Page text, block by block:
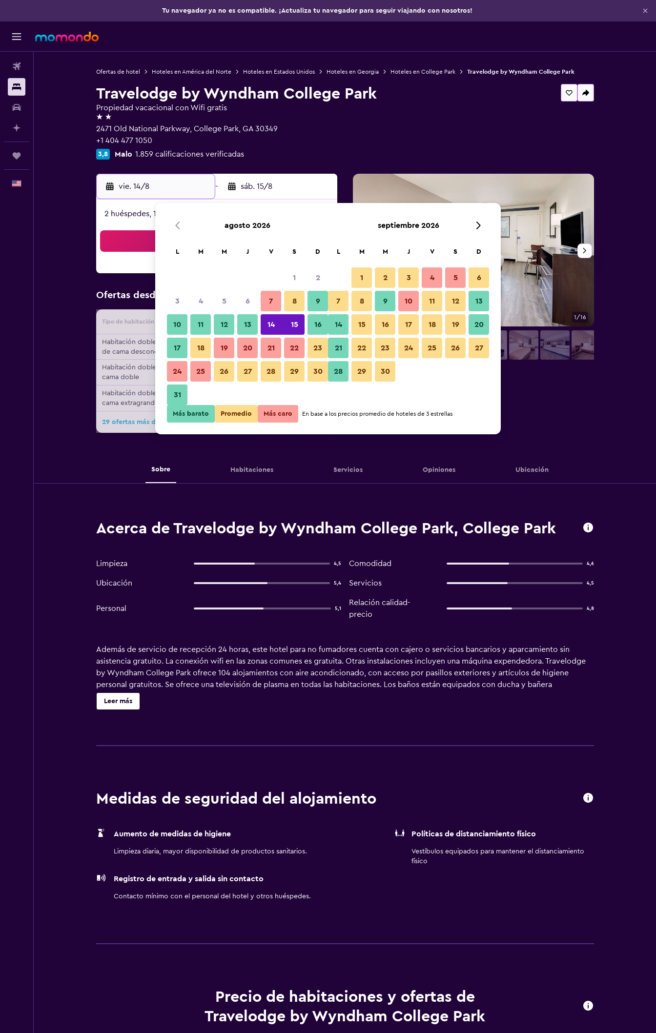
Tu navegador ya no es compatible. ¡Actualiza tu navegador para seguir viajando con nosotros!
Ofertas de hotel Hoteles en América del Norte Hoteles en Estados Unidos Hoteles en Georgia Hoteles en College Park Travelodge by Wyndham College Park
Travelodge by Wyndham College Park
Propiedad vacacional con Wifi gratis
2 estrellas
2471 Old National Parkway, College Park, GA 30349
+1 404 477 1050
3,8 Malo 1.859 calificaciones verificadas
vie. 14/8 - sáb. 15/8
2 huéspedes, 1 habitación
Ofertas desde Oferta más barata de precio por noche
Tipo de habitación Proveedor Total noche
Habitación doble, tipo
de cama desconocido
$50 Ver oferta
Habitación doble, 1
cama doble
$52 Ver oferta
Habitación doble, 1
cama extragrande
29 ofertas más de Travelodge by Wyndham College Park
Habitación 1/16
Fotos
Sobre Habitaciones Servicios Opiniones Ubicación
Acerca de Travelodge by Wyndham College Park, College Park
Limpieza 4,5 Comodidad 4,6
Ubicación 5,4 Servicios 4,5
Personal 5,1
Relación calidad-
precio
4,8
Además de servicio de recepción 24 horas, este hotel para no fumadores cuenta con cajero o servicios bancarios y aparcamiento sin
asistencia gratuito. La conexión wifi en las zonas comunes es gratuita. Otras instalaciones incluyen una máquina expendedora. Travelodge
by Wyndham College Park ofrece 104 alojamientos con aire acondicionado, con acceso por pasillos exteriores y artículos de higiene
personal gratuitos. Se ofrece una televisión de plasma en todas las habitaciones. Los baños están equipados con ducha y bañera
combinadas. Este hotel en College Park ofrece acceso a Internet wifi gratis. Los servicios para las personas de negocios incluyen teléfono
con llamadas locales gratuitas (pueden existir restricciones). Se ofrece servicio de limpieza todos los días.
Leer más
Medidas de seguridad del alojamiento
Aumento de medidas de higiene
Limpieza diaria, mayor disponibilidad de productos sanitarios.
Políticas de distanciamiento físico
Vestíbulos equipados para mantener el distanciamiento
físico
Registro de entrada y salida sin contacto
Contacto mínimo con el personal del hotel y otros huéspedes.
Precio de habitaciones y ofertas de
Travelodge by Wyndham College Park
agosto 2026
L M M J V S D
1 2
3 4 5 6 7 8 9
10 11 12 13 14 15 16
17 18 19 20 21 22 23
24 25 26 27 28 29 30
31
septiembre 2026
L M M J V S D
1 2 3 4 5 6
7 8 9 10 11 12 13
14 15 16 17 18 19 20
21 22 23 24 25 26 27
28 29 30
Más barato Promedio Más caro En base a los precios promedio de hoteles de 3 estrellas